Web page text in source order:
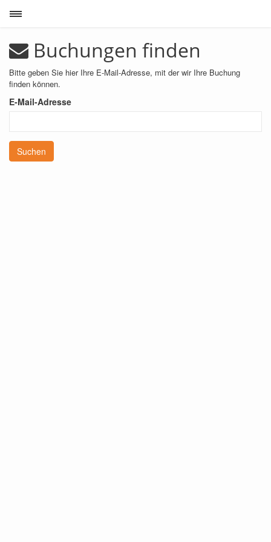
Toggle sidebar
Buchungen finden
Bitte geben Sie hier Ihre E-Mail-Adresse, mit der wir Ihre Buchung
finden können.
E-Mail-Adresse
Suchen